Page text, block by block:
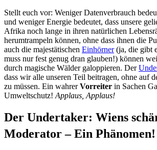
Stellt euch vor: Weniger Datenverbrauch
und weniger Energie bedeutet, dass unsere
Afrika noch lange in ihren natürlichen
herumtrampeln können, ohne dass ihnen die
auch die majestätischen Einhörner(ja, die gibt
muss nur fest genug dran glauben!) können
durch magische Wälder galoppieren. Der
dass wir alle unseren Teil beitragen, ohne auf
zu müssen. Ein wahrerVorreiter in Sachen
Umweltschutz! Applaus, Applaus!
Der Undertaker: Wiens
Moderator – Ein